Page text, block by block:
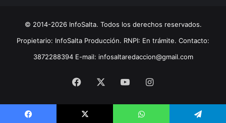
© 2014-2026 InfoSalta. Todos los derechos reservados.
Propietario: InfoSalta Producción. RNPI: En trámite. Contacto:
3872288394 E-mail: infosaltaredaccion@gmail.com
Facebook YouTubeInstagram